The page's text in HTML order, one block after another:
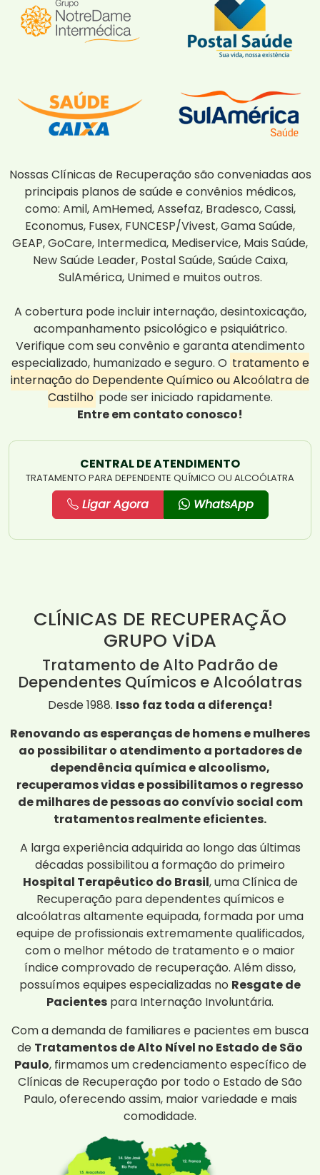
Nossas Clínicas de Recuperação são conveniadas aos
principais planos de saúde e convênios médicos,
como: Amil, AmHemed, Assefaz, Bradesco, Cassi,
Economus, Fusex, FUNCESP/Vivest, Gama Saúde,
GEAP, GoCare, Intermedica, Mediservice, Mais Saúde,
New Saúde Leader, Postal Saúde, Saúde Caixa,
SulAmérica, Unimed e muitos outros.
A cobertura pode incluir internação, desintoxicação,
acompanhamento psicológico e psiquiátrico.
Verifique com seu convênio e garanta atendimento
especializado, humanizado e seguro. O tratamento e
internação do Dependente Químico ou Alcoólatra de
Castilho pode ser iniciado rapidamente.
Entre em contato conosco!
CENTRAL DE ATENDIMENTO
TRATAMENTO PARA DEPENDENTE QUÍMICO OU ALCOÓLATRA
Ligar Agora WhatsApp
CLÍNICAS DE RECUPERAÇÃO
GRUPO ViDA
Tratamento de Alto Padrão de
Dependentes Químicos e Alcoólatras
Desde 1988. Isso faz toda a diferença!
Renovando as esperanças de homens e mulheres
ao possibilitar o atendimento a portadores de
dependência química e alcoolismo,
recuperamos vidas e possibilitamos o regresso
de milhares de pessoas ao convívio social com
tratamentos realmente eficientes.
A larga experiência adquirida ao longo das últimas
décadas possibilitou a formação do primeiro
Hospital Terapêutico do Brasil, uma Clínica de
Recuperação para dependentes químicos e
alcoólatras altamente equipada, formada por uma
equipe de profissionais extremamente qualificados,
com o melhor método de tratamento e o maior
índice comprovado de recuperação. Além disso,
possuímos equipes especializadas no Resgate de
Pacientes para Internação Involuntária.
Com a demanda de familiares e pacientes em busca
de Tratamentos de Alto Nível no Estado de São
Paulo, firmamos um credenciamento específico de
Clínicas de Recuperação por todo o Estado de São
Paulo, oferecendo assim, maior variedade e mais
comodidade.